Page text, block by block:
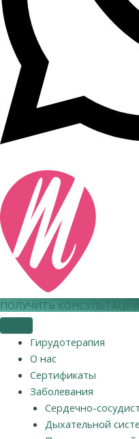
ПОЛУЧИТЬ КОНСУЛЬТАЦИЮ
Гирудотерапия
О нас
Сертификаты
Заболевания
Сердечно-
Дыхательной